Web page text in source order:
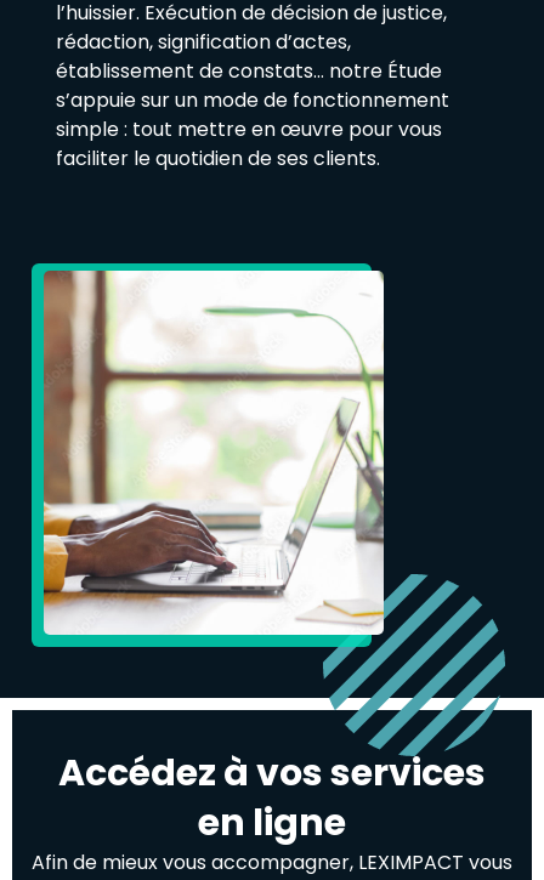
l’huissier. Exécution de décision de justice,
rédaction, signification d’actes,
établissement de constats… notre Étude
s’appuie sur un mode de fonctionnement
simple : tout mettre en œuvre pour vous
faciliter le quotidien de ses clients.
Accédez à vos services
en ligne
Afin de mieux vous accompagner, LEXIMPACT vous